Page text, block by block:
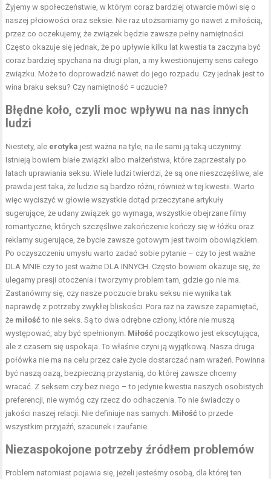
Żyjemy w społeczeństwie, w którym coraz bardziej otwarcie mówi się o
naszej płciowości oraz seksie. Nie raz utożsamiamy go nawet z miłością,
przez co oczekujemy, że związek będzie zawsze pełny namiętności.
Często okazuje się jednak, że po upływie kilku lat kwestia ta zaczyna być
coraz bardziej spychana na drugi plan, a my kwestionujemy sens całego
związku. Może to doprowadzić nawet do jego rozpadu. Czy jednak jest to
wina braku seksu? Czy namiętność = uczucie?
Błędne koło, czyli moc wpływu na nas innych
ludzi
Niestety, ale erotyka jest ważna na tyle, na ile sami ją taką uczynimy.
Istnieją bowiem białe związki albo małżeństwa, które zaprzestały po
latach uprawiania seksu. Wiele ludzi twierdzi, że są one nieszczęśliwe, ale
prawda jest taka, że ludzie są bardzo różni, również w tej kwestii. Warto
więc wyciszyć w głowie wszystkie dotąd przeczytane artykuły
sugerujące, że udany związek go wymaga, wszystkie obejrzane filmy
romantyczne, których szczęśliwe zakończenie kończy się w łóżku oraz
reklamy sugerujące, że bycie zawsze gotowym jest twoim obowiązkiem.
Po oczyszczeniu umysłu warto zadać sobie pytanie – czy to jest ważne
DLA MNIE czy to jest ważne DLA INNYCH. Często bowiem okazuje się, że
ulegamy presji otoczenia i tworzymy problem tam, gdzie go nie ma.
Zastanówmy się, czy nasze poczucie braku seksu nie wynika tak
naprawdę z potrzeby zwykłej bliskości. Pora raz na zawsze zapamiętać,
że miłośćto nie seks. Są to dwa odrębne człony, które nie muszą
występować, aby być spełnionym. Miłość początkowo jest ekscytująca,
ale z czasem się uspokaja. To właśnie czyni ją wyjątkową. Nasza druga
połówka nie ma na celu przez całe życie dostarczać nam wrażeń. Powinna
być naszą oazą, bezpieczną przystanią, do której zawsze chcemy
wracać. Z seksem czy bez niego – to jedynie kwestia naszych osobistych
preferencji, nie wymóg czy rzecz do odhaczenia. To nie świadczy o
jakości naszej relacji. Nie definiuje nas samych. Miłośćto przede
wszystkim przyjaźń, szacunek i zaufanie.
Niezaspokojone potrzeby źródłem problemów
Problem natomiast pojawia się, jeżeli jesteśmy osobą, dla której ten